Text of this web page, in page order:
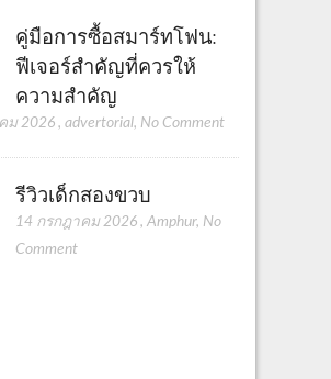
คู่มือการซื้อสมาร์ทโฟน:
ฟีเจอร์สำคัญที่ควรให้
ความสำคัญ
ม 2026 , advertorial, No Comment
รีวิวเด็กสองขวบ
14 กรกฎาคม 2026 , Amphur, No
Comment